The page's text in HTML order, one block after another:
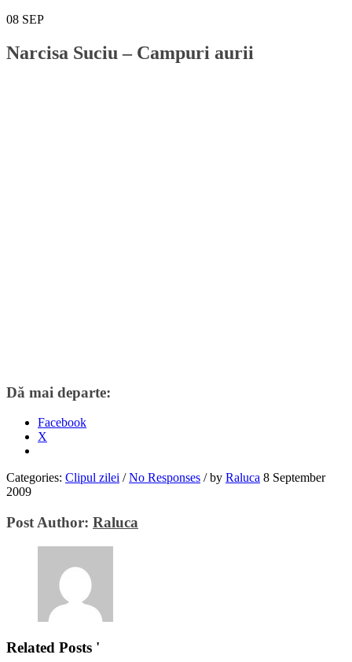
08 SEP
Narcisa Suciu – Campuri aurii
Dă mai departe:
Facebook
X
Categories: Clipul zilei / No Responses /by Raluca 8 September
2009
Post Author: Raluca
Related Posts '